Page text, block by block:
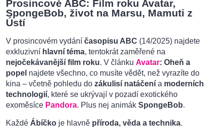
Prosincové ABC: Film roku Avatar,
SpongeBob, život na Marsu, Mamuti z
Ústí
V prosincovém vydání časopisu ABC (14/2025) najdete
exkluzivní hlavní téma, tentokrát zaměřené na
nejočekávanější film roku. V článku Avatar: Oheň a
popel najdete všechno, co musíte vědět, než vyrazíte do
kina – včetně pohledu do zákulisí natáčení a moderních
technologií, které se ukrývají v pozadí exotického
exoměsíce Pandora. Plus nej animák SpongeBob.
Každé Ábíčko je hlavně příroda, věda a technika.